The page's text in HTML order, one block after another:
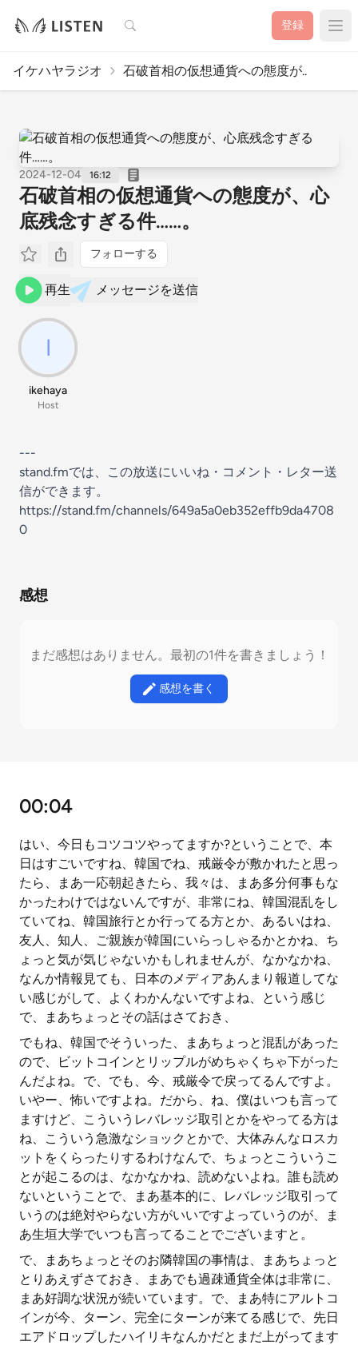
検索 登録
イケハヤラジオ 石破首相の仮想通貨への態度が..
2024-12-04 16:12
石破首相の仮想通貨への態度が、心
底残念すぎる件……。
フォローする
再生 メッセージを送信
ikehaya
Host
---
stand.fmでは、この放送にいいね・コメント・レター送
信ができます。
https://stand.fm/channels/649a5a0eb352effb9da4708
0
感想
まだ感想はありません。最初の1件を書きましょう！
感想を書く
00:04
はい、今日もコツコツやってますか?ということで、本
日はすごいですね、韓国でね、戒厳令が敷かれたと思っ
たら、まあ一応朝起きたら、我々は、まあ多分何事もな
かったわけではないんですが、非常にね、韓国混乱をし
ていてね、韓国旅行とか行ってる方とか、あるいはね、
友人、知人、ご親族が韓国にいらっしゃるかとかね、ち
ょっと気が気じゃないかもしれませんが、なかなかね、
なんか情報見ても、日本のメディアあんまり報道してな
い感じがして、よくわかんないですよね、という感じ
で、まあちょっとその話はさておき、
でもね、韓国でそういった、まあちょっと混乱があった
ので、ビットコインとリップルがめちゃくちゃ下がった
んだよね。で、でも、今、戒厳令で戻ってるんですよ。
いやー、怖いですよね。だから、ね、僕はいつも言って
ますけど、こういうレバレッジ取引とかをやってる方は
ね、こういう急激なショックとかで、大体みんなロスカ
ットをくらったりするわけなんで、ちょっとこういうこ
とが起こるのは、なかなかね、読めないよね。誰も読め
ないということで、まあ基本的に、レバレッジ取引って
いうのは絶対やらない方がいいですよっていうのが、ま
あ生垣大学でいつも言ってることでございますと。
で、まあちょっとそのお隣韓国の事情は、まあちょっと
とりあえずさておき、まあでも過疎通貨全体は非常に、
まあ好調な状況が続いています。で、まあ特にアルトコ
インが今、ターン、完全にターンが来てる感じで、先日
エアドロップしたハイリキなんかだとまだ上がってます